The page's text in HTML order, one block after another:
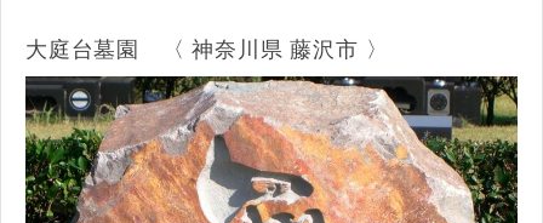
大庭台墓園 〈 神奈川県 藤沢市 〉